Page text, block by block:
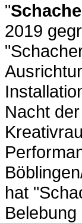
"
2019
Nacht
hat